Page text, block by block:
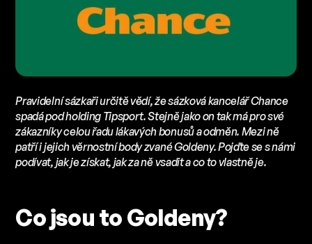
Pravidelní sázkaři určitě vědí, že sázková kancelář Chance
spadá pod holding Tipsport. Stejně jako on tak má pro své
zákazníky celou řadu lákavých bonusů a odměn. Mezi ně
patří i jejich věrnostní body zvané Goldeny. Pojďte se s námi
podívat, jak je získat, jak za ně vsadit a co to vlastně je.
Co jsou to Goldeny?